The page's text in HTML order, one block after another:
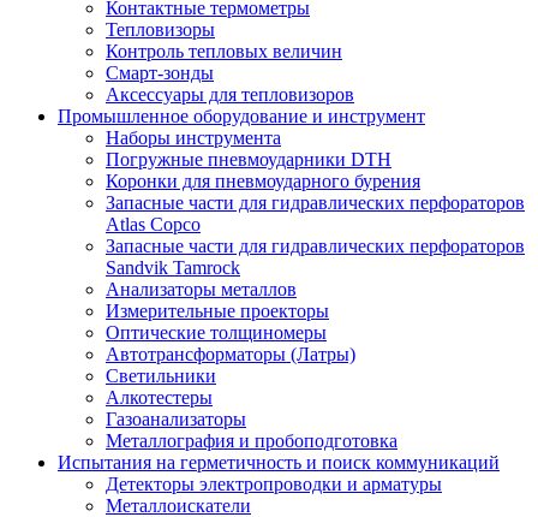
Контактные термометры
Тепловизоры
Контроль тепловых величин
Смарт-зонды
Аксессуары для тепловизоров
Промышленное оборудование и инструмент
Наборы инструмента
Погружные пневмоударники DTH
Коронки для пневмоударного бурения
Запасные части для гидравлических перфораторов
Atlas Copco
Запасные части для гидравлических перфораторов
Sandvik Tamrock
Анализаторы металлов
Измерительные проекторы
Оптические толщиномеры
Автотрансформаторы (Латры)
Светильники
Алкотестеры
Газоанализаторы
Металлография и пробоподготовка
Испытания на герметичность и поиск коммуникаций
Детекторы электропроводки и арматуры
Металлоискатели